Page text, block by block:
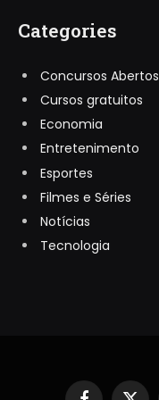
Categories
Concursos Abertos
Cursos gratuitos
Economia
Entretenimento
Esportes
Filmes e Séries
Notícias
Tecnologia